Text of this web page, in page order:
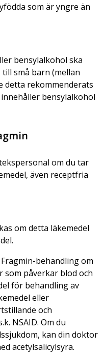
som är yngre än
bensylalkohol ska
till små barn (mellan
detta rekommenderats
bensylalkohol
om du tar
även receptfria
om detta läkemedel
behandling om
som påverkar blod och
för behandling av
eller
och
NSAID. Om du
kan din doktor
acetylsalicylsyra.